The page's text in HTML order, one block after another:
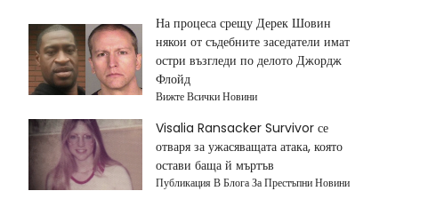
На процеса срещу Дерек Шовин
някои от съдебните заседатели имат
остри възгледи по делото Джордж
Флойд
Вижте Всички Новини
Visalia Ransacker Survivor се
отваря за ужасяващата атака, която
остави баща й мъртъв
Публикация В Блога За Престъпни Новини